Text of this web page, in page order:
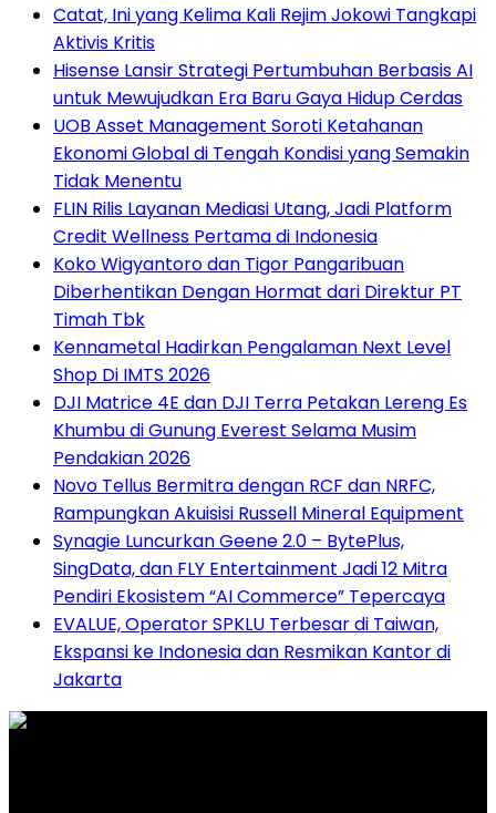
Catat, Ini yang Kelima Kali Rejim Jokowi Tangkapi
Aktivis Kritis
Hisense Lansir Strategi Pertumbuhan Berbasis AI
untuk Mewujudkan Era Baru Gaya Hidup Cerdas
UOB Asset Management Soroti Ketahanan
Ekonomi Global di Tengah Kondisi yang Semakin
Tidak Menentu
FLIN Rilis Layanan Mediasi Utang, Jadi Platform
Credit Wellness Pertama di Indonesia
Koko Wigyantoro dan Tigor Pangaribuan
Diberhentikan Dengan Hormat dari Direktur PT
Timah Tbk
Kennametal Hadirkan Pengalaman Next Level
Shop Di IMTS 2026
DJI Matrice 4E dan DJI Terra Petakan Lereng Es
Khumbu di Gunung Everest Selama Musim
Pendakian 2026
Novo Tellus Bermitra dengan RCF dan NRFC,
Rampungkan Akuisisi Russell Mineral Equipment
Synagie Luncurkan Geene 2.0 – BytePlus,
SingData, dan FLY Entertainment Jadi 12 Mitra
Pendiri Ekosistem “AI Commerce” Tepercaya
EVALUE, Operator SPKLU Terbesar di Taiwan,
Ekspansi ke Indonesia dan Resmikan Kantor di
Jakarta